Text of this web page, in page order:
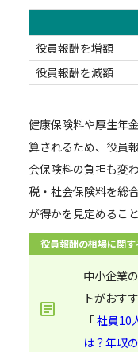
役員報酬を増額
役員報酬を減額
健康保険料や厚生年
算されるため、役員
会保険料の負担も変
税・社会保険料を総
が得かを見定めるこ
役員報酬の相場に関
中小企業
トがおす
「社員10
は？年収